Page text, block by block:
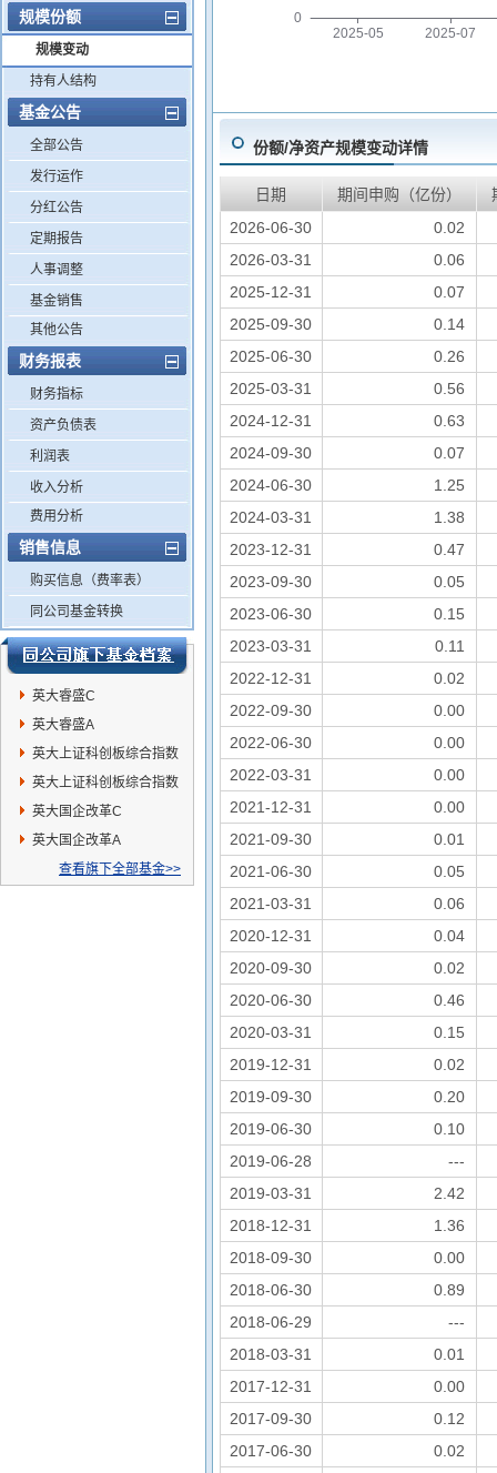
规模份额
规模变动
持有人结构
基金公告
全部公告
发行运作
分红公告
定期报告
人事调整
基金销售
其他公告
财务报表
财务指标
资产负债表
利润表
收入分析
费用分析
销售信息
购买信息（费率表）
同公司基金转换
英大睿盛C
英大睿盛A
英大上证科创板综合指数
增强发起A
英大上证科创板综合指数
增强发起C
英大国企改革C
英大国企改革A
查看旗下全部基金>>
0
2025-05 2025-07
份额/净资产规模变动详情
日期 期间申购（亿份）
2026-06-30
0.02
2026-03-31
0.06
2025-12-31
0.07
2025-09-30
0.14
2025-06-30
0.26
2025-03-31
0.56
2024-12-31
0.63
2024-09-30
0.07
2024-06-30
1.25
2024-03-31
1.38
2023-12-31
0.47
2023-09-30
0.05
2023-06-30
0.15
2023-03-31
0.11
2022-12-31
0.02
2022-09-30
0.00
2022-06-30
0.00
2022-03-31
0.00
2021-12-31
0.00
2021-09-30
0.01
2021-06-30
0.05
2021-03-31
0.06
2020-12-31
0.04
2020-09-30
0.02
2020-06-30
0.46
2020-03-31
0.15
2019-12-31
0.02
2019-09-30
0.20
2019-06-30
0.10
2019-06-28
---
2019-03-31
2.42
2018-12-31
1.36
2018-09-30
0.00
2018-06-30
0.89
2018-06-29
---
2018-03-31
0.01
2017-12-31
0.00
2017-09-30
0.12
2017-06-30
0.02